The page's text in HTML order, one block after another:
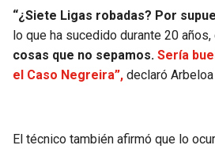
PANTHERS
SAINTS
JAZZ
“¿Siete Ligas robadas? Por
lo que ha sucedido durante 20
cosas que no sepamos. Sería
el Caso Negreira”, declaró
El técnico también afirmó que lo